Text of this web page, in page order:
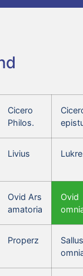
Cicero
Philos.
Livius
Ovid Ars
amatoria
Ovid
Properz